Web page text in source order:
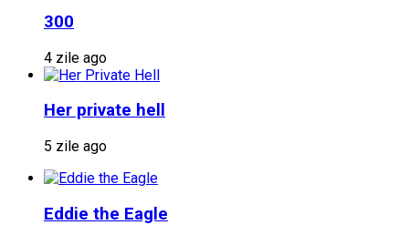
300
4 zile ago
Her private hell
5 zile ago
Eddie the Eagle